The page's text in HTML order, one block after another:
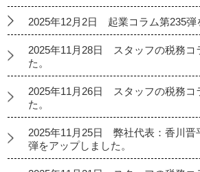
2025年12月2日 起業コラム第235弾
2025年11月28日 スタッフの税務コ
た。
2025年11月26日 スタッフの税務コ
た。
2025年11月25日 弊社代表：香川晋
弾をアップしました。